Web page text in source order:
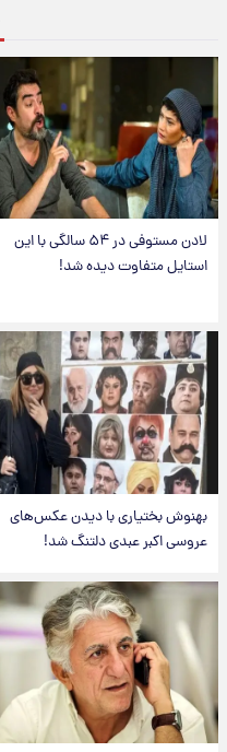
لادن مستوفی در ۵۴ سالگی با این
استایل متفاوت دیده شد!
بهنوش بختیاری با دیدن عکس‌های
عروسی اکبر عبدی دلتنگ شد!